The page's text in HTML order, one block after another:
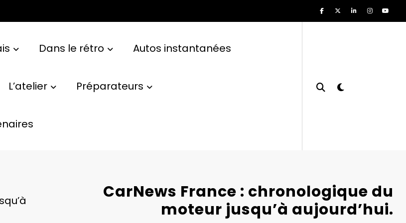
Dans le rétro Autos instantanées
L’atelier Préparateurs
CarNews France : chronologique du
moteur jusqu’à aujourd’hui.